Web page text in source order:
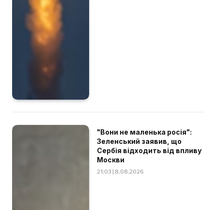
"Вони не маленька росія":
Зеленський заявив, що
Сербія відходить від впливу
Москви
21:03 | 8.08.2026